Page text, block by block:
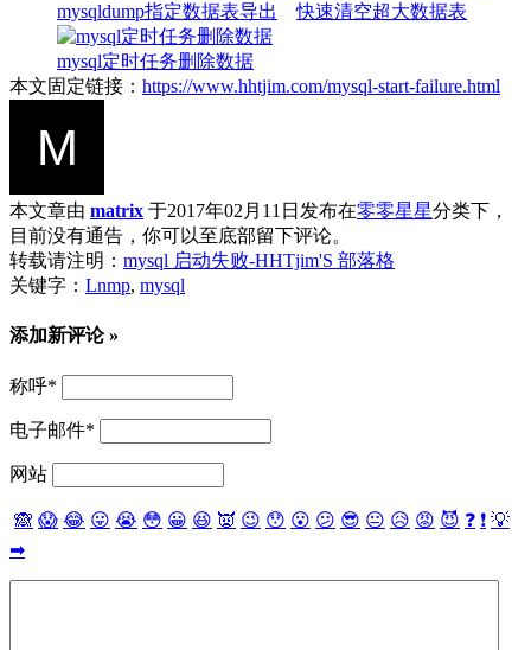
mysqldump指定数据表导出 快速清空超大数据表
mysql定时任务删除数据
本文固定链接： https://www.hhtjim.com/mysql-start-failure.html
本文章由 matrix 于2017年02月11日发布在零零星星分类下，
目前没有通告，你可以至底部留下评论。
转载请注明： mysql 启动失败-HHTjim'S 部落格
关键字： Lnmp, mysql
添加新评论 »
称呼*
电子邮件*
网站
🙈 😱 😂 😛 😭 😳 😀 😆 👿 😉 😯 😮 😕 😎 😐 😥 😡 😈 ❓ ❗ 💡
➡